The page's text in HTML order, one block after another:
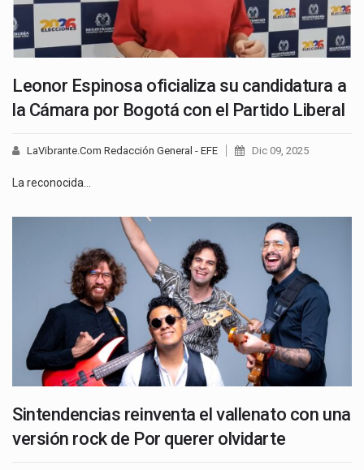
Leonor Espinosa oficializa su candidatura a
la Cámara por Bogotá con el Partido Liberal
LaVibrante.Com Redacción General - EFE Dic 09, 2025
La reconocida…
Sintendencias reinventa el vallenato con una
versión rock de Por querer olvidarte